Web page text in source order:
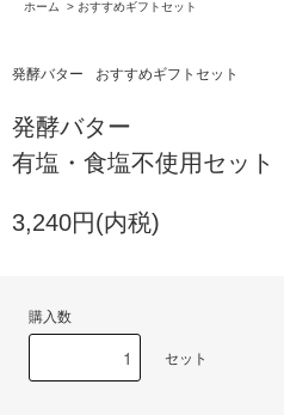
ホーム
> おすすめギフトセット
発酵バター おすすめギフトセット
発酵バター
有塩・食塩不使用セット
3,240円(内税)
購入数
セット